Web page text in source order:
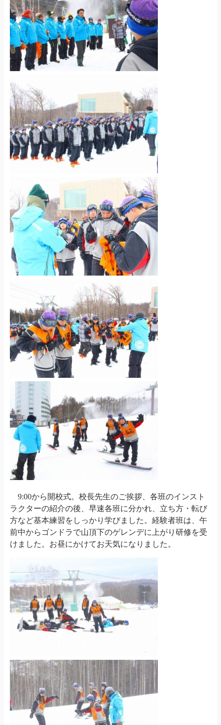
9:00から開校式。校長先生のご挨拶、各班のインスト
ラクターの紹介の後、早速各班に分かれ、立ち方・転び
方など基本練習をしっかり学びました。経験者班は、午
前中からゴンドラで山頂下のゲレンデに上がり研修を受
けました。お昼にかけてお天気になりました。